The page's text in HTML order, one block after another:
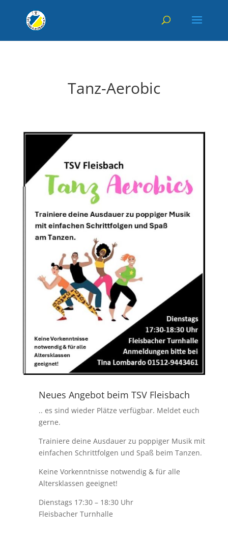
Tanz-Aerobic
Neues Angebot beim TSV Fleisbach
.. es sind wieder Plätze verfügbar. Meldet euch
gerne.
Trainiere deine Ausdauer zu poppiger Musik mit
einfachen Schrittfolgen und Spaß beim Tanzen.
Keine Vorkenntnisse notwendig & für alle
Altersklassen geeignet!
Dienstags 17:30 – 18:30 Uhr
Fleisbacher Turnhalle